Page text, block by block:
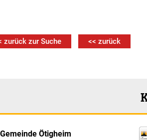
zurück zur Suche << zurück
Gemeinde Ötigheim